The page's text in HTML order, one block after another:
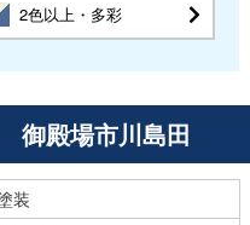
2色以上・多彩
御殿場市川島田
装